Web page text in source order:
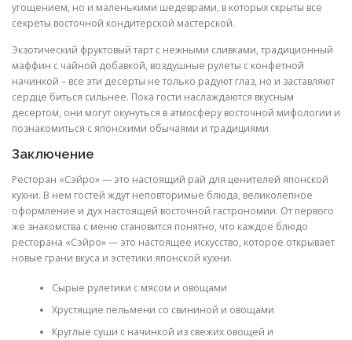
угощением, но и маленькими шедеврами, в которых скрыты все
секреты восточной кондитерской мастерской.
Экзотический фруктовый тарт с нежными сливками, традиционный
маффин с чайной добавкой, воздушные рулеты с конфетной
начинкой – все эти десерты не только радуют глаз, но и заставляют
сердце биться сильнее. Пока гости наслаждаются вкусным
десертом, они могут окунуться в атмосферу восточной мифологии и
познакомиться с японскими обычаями и традициями.
Заключение
Ресторан «Сэйро» — это настоящий рай для ценителей японской
кухни. В нем гостей ждут неповторимые блюда, великолепное
оформление и дух настоящей восточной гастрономии. От первого
же знакомства с меню становится понятно, что каждое блюдо
ресторана «Сэйро» — это настоящее искусство, которое открывает
новые грани вкуса и эстетики японской кухни.
Сырые рулетики с мясом и овощами
Хрустящие пельмени со свининой и овощами
Круглые суши с начинкой из свежих овощей и